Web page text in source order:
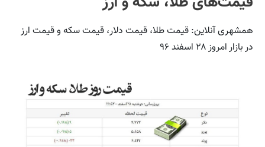
همشهری آنلاین: قیمت طلا، قیمت دلار، قیمت سکه و قیمت ارز
در بازار امروز ۲۸ اسفند ۹۶